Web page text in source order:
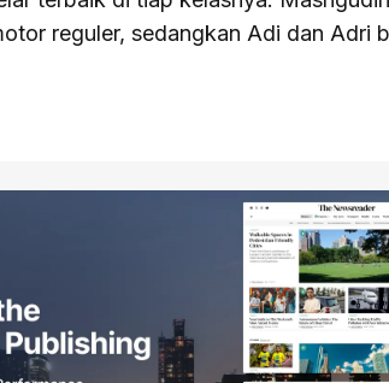
reguler, sedangkan Adi dan Adri